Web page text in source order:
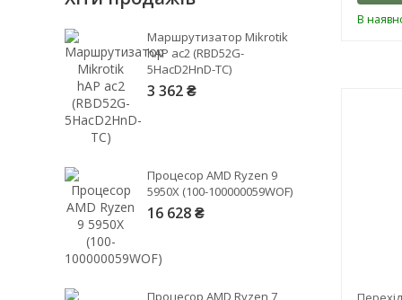
В
ProLogix
Promate
Proove
PZX
Real-El
Remax
RivaCase
Roline
Romoss
Samsung
ЧорнийМаршрутизатор Mikrotik
hAP ac2 (RBD52G-
5HacD2HnD-TC)
3 362 ₴
Процесор AMD Ryzen 9
5950X (100-100000059WOF)
16 628 ₴
Процесор AMD Ryzen 7